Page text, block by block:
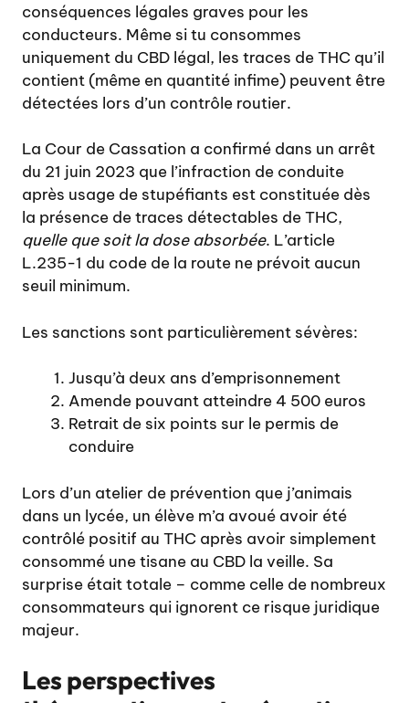
conséquences légales graves pour les
conducteurs. Même si tu consommes
uniquement du CBD légal, les traces de THC qu’il
contient (même en quantité infime) peuvent être
détectées lors d’un contrôle routier.
La Cour de Cassation a confirmé dans un arrêt
du 21 juin 2023 que l’infraction de conduite
après usage de stupéfiants est constituée dès
la présence de traces détectables de THC,
quelle que soit la dose absorbée. L’article
L.235-1 du code de la route ne prévoit aucun
seuil minimum.
Les sanctions sont particulièrement sévères:
Jusqu’à deux ans d’emprisonnement
Amende pouvant atteindre 4 500 euros
Retrait de six points sur le permis de
conduire
Lors d’un atelier de prévention que j’animais
dans un lycée, un élève m’a avoué avoir été
contrôlé positif au THC après avoir simplement
consommé une tisane au CBD la veille. Sa
surprise était totale – comme celle de nombreux
consommateurs qui ignorent ce risque juridique
majeur.
Les perspectives